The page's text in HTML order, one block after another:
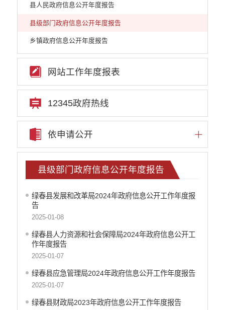
县人民政府信息公开年度报告
县级部门政府信息公开年度报告
乡镇政府信息公开年度报告
网站工作年度报表
12345政府热线
依申请公开
县级部门政府信息公开年度报告
绿春县发展和改革局2024年政府信息公开工作年度报
告
2025-01-08
绿春县人力资源和社会保障局2024年政府信息公开工
作年度报告
2025-01-07
绿春县应急管理局2024年政府信息公开工作年度报告
2025-01-07
绿春县财政局2023年政府信息公开工作年度报告